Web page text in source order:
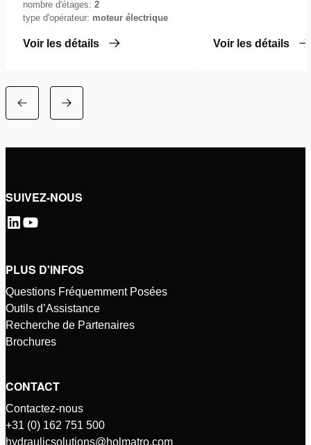
nombre d'étages: 2
type d'opérateur: moteur électrique
Voir les détails Voir les détails
SUIVEZ-NOUS
PLUS D'INFOS
Questions Fréquemment Posées
Outils d’Assistance
Recherche de Partenaires
Brochures
CONTACT
Contactez-nous
+31 (0) 162 751 500
hydraulicsolutions@holmatro.com